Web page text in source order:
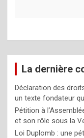
La dernière
Déclaration des
un texte fondateur
Pétition à
et son rôle sous la
Loi Duplomb : une